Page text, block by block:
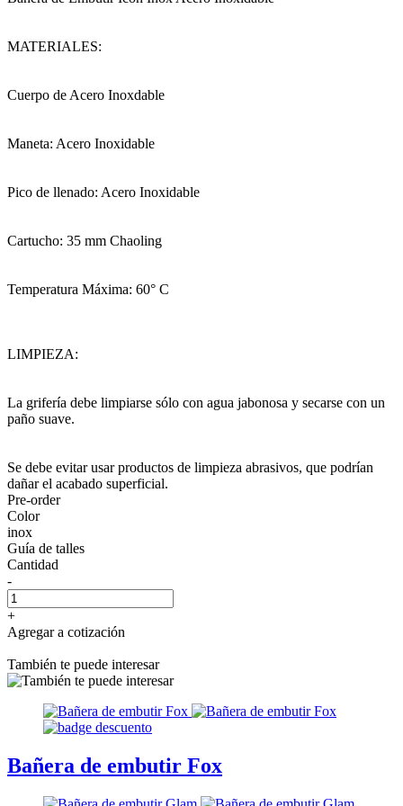
MATERIALES:
Cuerpo de Acero Inoxdable
Maneta: Acero Inoxidable
Pico de llenado: Acero Inoxidable
Cartucho: 35 mm Chaoling
Temperatura Máxima: 60° C
LIMPIEZA:
La grifería debe limpiarse sólo con agua jabonosa y secarse con un
paño suave.
Se debe evitar usar productos de limpieza abrasivos, que podrían
dañar el acabado superficial.
Pre-order
Color
inox
Guía de talles
Cantidad
-
+
Agregar a cotización
También te puede interesar
Bañera de embutir Fox